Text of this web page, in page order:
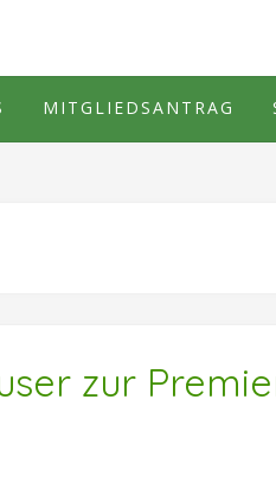
MITGLIEDSANTRAG
zur